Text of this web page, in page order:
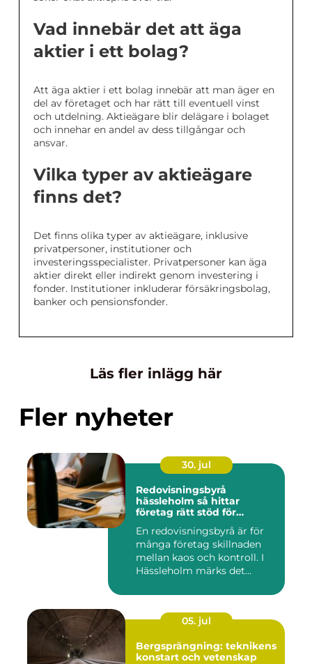
Vad innebär det att äga
aktier i ett bolag?
Att äga aktier i ett bolag innebär att man äger en
del av företaget och har rätt till eventuell vinst
och utdelning. Aktieägare blir delägare i bolaget
och innehar en andel av dess tillgångar och
ansvar.
Vilka typer av aktieägare
finns det?
Det finns olika typer av aktieägare, inklusive
privatpersoner, institutioner och
investeringsspecialister. Privatpersoner kan äga
aktier direkt eller indirekt genom investering i
fonder. Institutioner inkluderar försäkringsbolag,
banker och pensionsfonder.
Läs fler inlägg här
Fler nyheter
30. jul
Redovisningsbyrå
hässleholm så hittar
företag rätt stöd för
En redovisningsbyrå är för
många företag skillnaden
mellan kaos och kontroll. I
Hässleholm märks det...
05. jul
Bergsprängning: teknikens
konstart och vetenskap